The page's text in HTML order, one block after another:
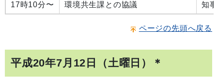
17時10分〜 環境共生課との協議 知
ページの先頭へ戻る
平成20年7月12日（土曜日）＊